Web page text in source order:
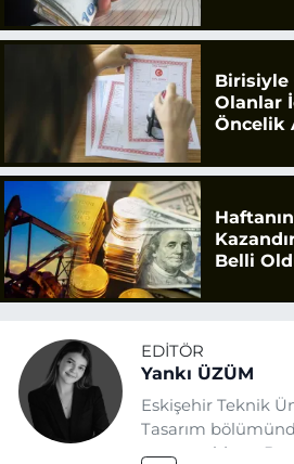
Birisiyle
Olanlar
Öncelik
Belli
EDITÖR
Yankı ÜZÜM
Eskişehir Teknik
Tasarım
mezun oldum.